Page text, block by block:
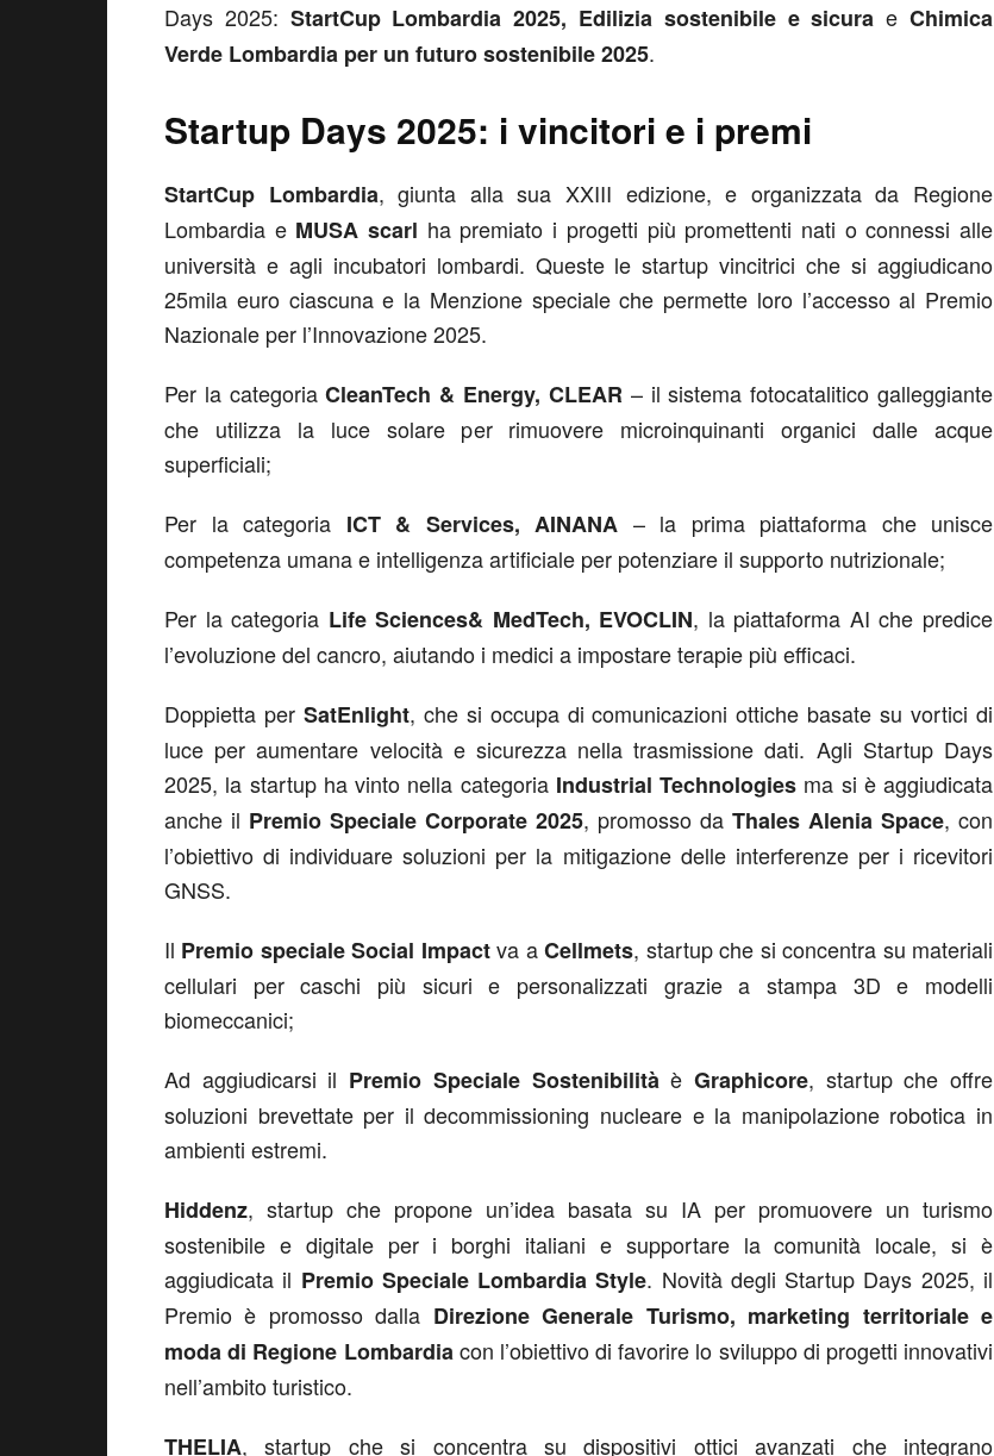
Days 2025: StartCup Lombardia 2025, Edilizia sostenibile e sicura eChimica
Verde Lombardia per un futuro sostenibile 2025.
Startup Days 2025: i vincitori e i premi
StartCup Lombardia, giunta alla sua XXIII edizione, e organizzata da Regione
Lombardia e MUSA scarl ha premiato i progetti più promettenti nati o connessi alle
università e agli incubatori lombardi. Queste le startup vincitrici che si aggiudicano
25mila euro ciascuna e la Menzione speciale che permette loro l’accesso al Premio
Nazionale per l’Innovazione 2025.
Per la categoriaCleanTech & Energy, CLEAR – il sistema fotocatalitico galleggiante
che utilizza la luce solare per rimuovere microinquinanti organici dalle acque
superficiali;
Per la categoria ICT & Services, AINANA – la prima piattaforma che unisce
competenza umana e intelligenza artificiale per potenziare il supporto nutrizionale;
Per la categoria Life Sciences& MedTech, EVOCLIN, la piattaforma AI che predice
l’evoluzione del cancro, aiutando i medici a impostare terapie più efficaci.
Doppietta per SatEnlight, che si occupa di comunicazioni ottiche basate su vortici di
luce per aumentare velocità e sicurezza nella trasmissione dati. Agli Startup Days
2025, la startup ha vinto nella categoria Industrial Technologies ma si è aggiudicata
anche il Premio Speciale Corporate 2025, promosso da Thales Alenia Space, con
l’obiettivo di individuare soluzioni per la mitigazione delle interferenze per i ricevitori
GNSS.
Il Premio speciale Social Impactva aCellmets, startup che si concentra su materiali
cellulari per caschi più sicuri e personalizzati grazie a stampa 3D e modelli
biomeccanici;
Ad aggiudicarsi il Premio Speciale Sostenibilità è Graphicore, startup che offre
soluzioni brevettate per il decommissioning nucleare e la manipolazione robotica in
ambienti estremi.
Hiddenz, startup che propone un’idea basata su IA per promuovere un turismo
sostenibile e digitale per i borghi italiani e supportare la comunità locale, si è
aggiudicata il Premio Speciale Lombardia Style. Novità degli Startup Days 2025, il
Premio è promosso dalla Direzione Generale Turismo, marketing territoriale e
moda di Regione Lombardia con l’obiettivo di favorire lo sviluppo di progetti innovativi
nell’ambito turistico.
THELIA, startup che si concentra su dispositivi ottici avanzati che integrano